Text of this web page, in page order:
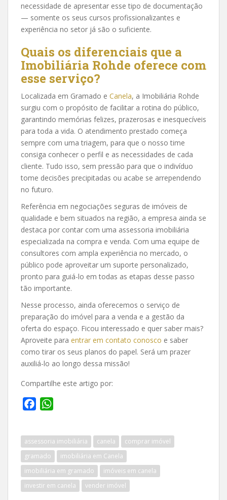
necessidade de apresentar esse tipo de documentação
— somente os seus cursos profissionalizantes e
experiência no setor já são o suficiente.
Quais os diferenciais que a
Imobiliária Rohde oferece com
esse serviço?
Localizada em Gramado e Canela, a Imobiliária Rohde
surgiu com o propósito de facilitar a rotina do público,
garantindo memórias felizes, prazerosas e inesquecíveis
para toda a vida. O atendimento prestado começa
sempre com uma triagem, para que o nosso time
consiga conhecer o perfil e as necessidades de cada
cliente. Tudo isso, sem pressão para que o indivíduo
tome decisões precipitadas ou acabe se arrependendo
no futuro.
Referência em negociações seguras de imóveis de
qualidade e bem situados na região, a empresa ainda se
destaca por contar com uma assessoria imobiliária
especializada na compra e venda. Com uma equipe de
consultores com ampla experiência no mercado, o
público pode aproveitar um suporte personalizado,
pronto para guiá-lo em todas as etapas desse passo
tão importante.
Nesse processo, ainda oferecemos o serviço de
preparação do imóvel para a venda e a gestão da
oferta do espaço. Ficou interessado e quer saber mais?
Aproveite para entrar em contato conosco e saber
como tirar os seus planos do papel. Será um prazer
auxiliá-lo ao longo dessa missão!
Compartilhe este artigo por:
e
b
o
o
t
A
p
assessoria imobiliária canela
comprar imóvel
gramado
imobiliária em Canela
imobiliária em gramado
imóveis em canela
investir em canela
vender imóvel